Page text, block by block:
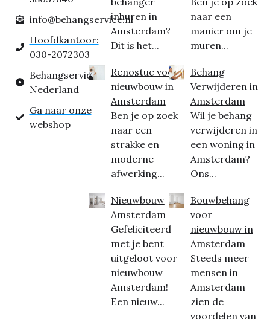
info@behangservice.nl
Hoofdkantoor:
030-2072303
Behangservice
Nederland
Ga naar onze
webshop
inhuren in
Amsterdam?
Dit is het...
Renostuc voor
nieuwbouw in
Amsterdam
Ben je op zoek
naar een
strakke en
moderne
afwerking...
Nieuwbouw
Amsterdam
Gefeliciteerd
met je bent
uitgeloot voor
nieuwbouw
Amsterdam!
Een nieuw...
naar een
manier om je
muren...
Behang
Verwijderen in
Amsterdam
Wil je behang
verwijderen in
een woning in
Amsterdam?
Ons...
Bouwbehang
voor
nieuwbouw in
Amsterdam
Steeds meer
mensen in
Amsterdam
zien de
voordelen van